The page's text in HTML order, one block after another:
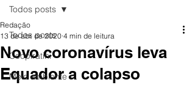
Todos posts
Coopiratini
Meio ambiente
Todos posts
Novo coronavírus leva
Equador a colapso
Redação
13 de abr. de 2020 4 min de leitura